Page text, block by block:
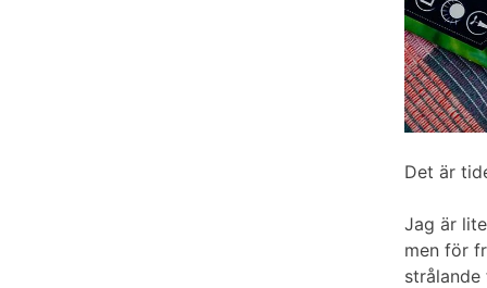
Det är
Jag är
men för